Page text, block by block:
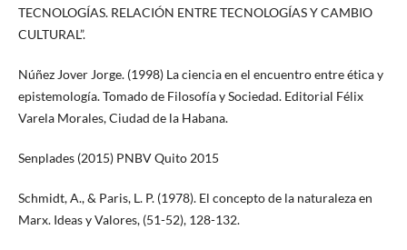
TECNOLOGÍAS. RELACIÓN ENTRE TECNOLOGÍAS Y CAMBIO
CULTURAL”.
Núñez Jover Jorge. (1998) La ciencia en el encuentro entre ética y
epistemología. Tomado de Filosofía y Sociedad. Editorial Félix
Varela Morales, Ciudad de la Habana.
Senplades (2015) PNBV Quito 2015
Schmidt, A., & Paris, L. P. (1978). El concepto de la naturaleza en
Marx. Ideas y Valores, (51-52), 128-132.